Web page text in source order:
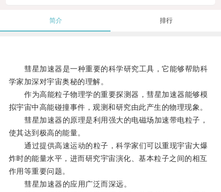
简介 排行
彗星加速器是一种重要的科学研究工具，它能够帮助科
学家加深对宇宙奥秘的理解。
作为高能粒子物理学的重要探测器，彗星加速器能够模
拟宇宙中高能碰撞事件，观测和研究由此产生的物理现象。
彗星加速器的原理是利用强大的电磁场加速带电粒子，
使其达到极高的能量。
通过提供高速运动的粒子，科学家们可以重现宇宙大爆
炸时的能量水平，进而研究宇宙演化、基本粒子之间的相互
作用等重要问题。
彗星加速器的应用广泛而深远。